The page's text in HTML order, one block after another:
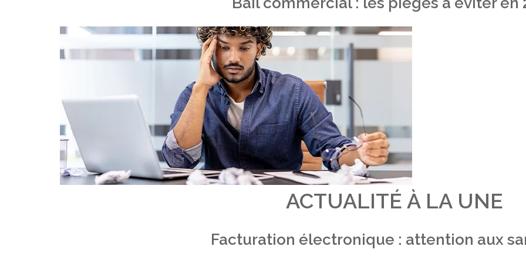
ACTUALITÉ À LA UNE
Facturation électronique : attention aux